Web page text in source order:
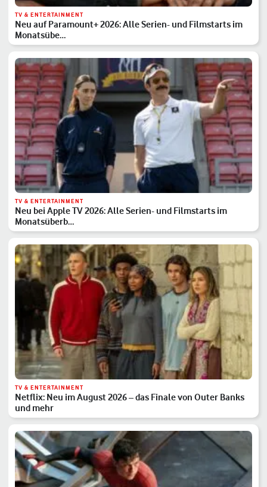
TV & ENTERTAINMENT
Neu auf Paramount+ 2026: Alle Serien- und Filmstarts im
Monatsübe…
TV & ENTERTAINMENT
Neu bei Apple TV 2026: Alle Serien- und Filmstarts im
Monatsüberb…
TV & ENTERTAINMENT
Netflix: Neu im August 2026 – das Finale von Outer Banks
und mehr